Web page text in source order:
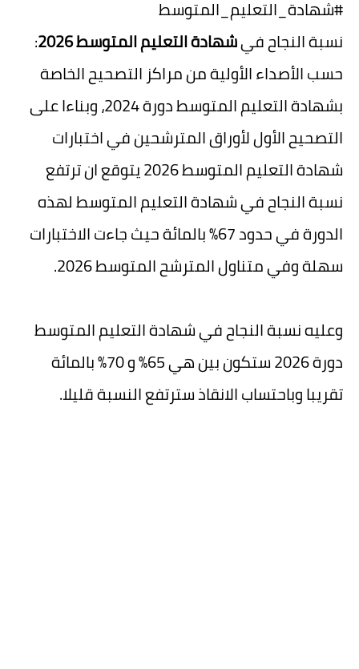
#شهادة_التعليم_المتوسط
نسبة النجاح فيشهادة التعليم المتوسط 2026
:
حسب الأصداء الأولية من مراكز التصحيح الخاصة
بشهادة التعليم المتوسط دورة 2024، وبناءا على
التصحيح الأول لأوراق المترشحين في اختبارات
شهادة التعليم المتوسط 2026 يتوقع ان ترتفع
نسبة النجاح في شهادة التعليم المتوسط لهذه
الدورة في حدود 67% بالمائة حيث جاءت الاختبارات
سهلة وفي متناول المترشح المتوسط 2026.
وعليه نسبة النجاح في شهادة التعليم المتوسط
دورة 2026 ستكون بين هي 65% و 70% بالمائة
تقريبا وباحتساب الانقاذ سترتفع النسبة قليلا.